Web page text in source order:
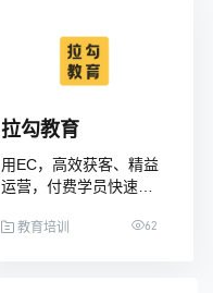
拉勾教育
用EC，高效获客、精益
运营，付费学员快速突
教育培训 62